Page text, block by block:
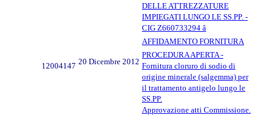
DELLE ATTREZZATURE
IMPIEGATI LUNGO LE SS.PP. -
CIG Z660733294 â
AFFIDAMENTO FORNITURA
12004147 20 Dicembre 2012
PROCEDURA APERTA -
Fornitura cloruro di sodio di
origine minerale (salgemma) per
il trattamento antigelo lungo le
SS.PP.
Approvazione atti Commissione.